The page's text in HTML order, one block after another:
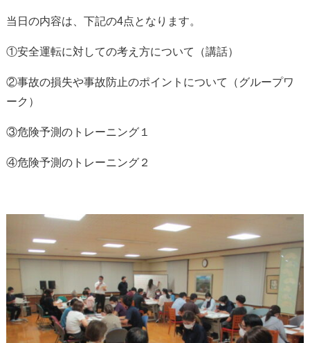
当日の内容は、下記の4点となります。
①安全運転に対しての考え方について（講話）
②事故の損失や事故防止のポイントについて（グループワ
ーク）
③危険予測のトレーニング１
④危険予測のトレーニング２